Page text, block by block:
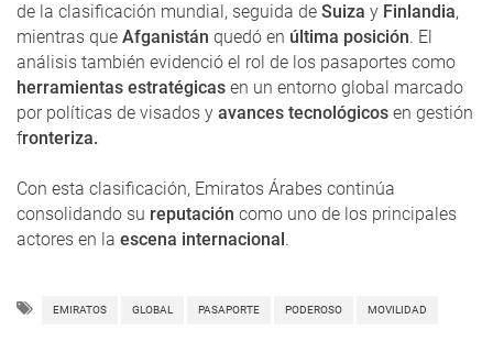
de la clasificación mundial, seguida de Suiza y Finlandia,
mientras que Afganistán quedó en última posición. El
análisis también evidenció el rol de los pasaportes como
herramientas estratégicas en un entorno global marcado
por políticas de visados y avances tecnológicos en gestión
fronteriza.
Con esta clasificación, Emiratos Árabes continúa
consolidando su reputación como uno de los principales
actores en la escena internacional .
EMIRATOS GLOBAL PASAPORTE PODEROSO MOVILIDAD